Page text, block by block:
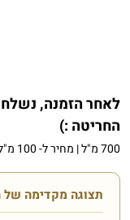
לאחר הזמנה,
החריטה :)
700 מ"ל | מחיר ל- 100 מ"ל
תצוגה מקדימה של